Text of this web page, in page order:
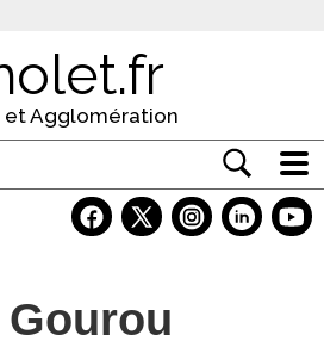
et Agglomération
Gourou